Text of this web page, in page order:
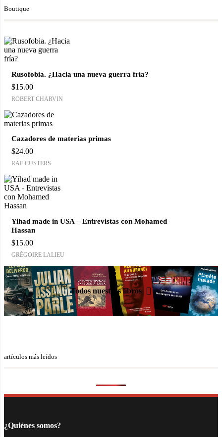
Boutique
Rusofobia. ¿Hacia una nueva guerra fría?
$15.00
ROBERT CHARVIN
Cazadores de materias primas
$24.00
RAF CUSTERS
Yihad made in USA – Entrevistas con Mohamed
Hassan
$15.00
GRÉGOIRE LALIEU
Todos nuestros libros
artículos más leídos
¿Quiénes somos?